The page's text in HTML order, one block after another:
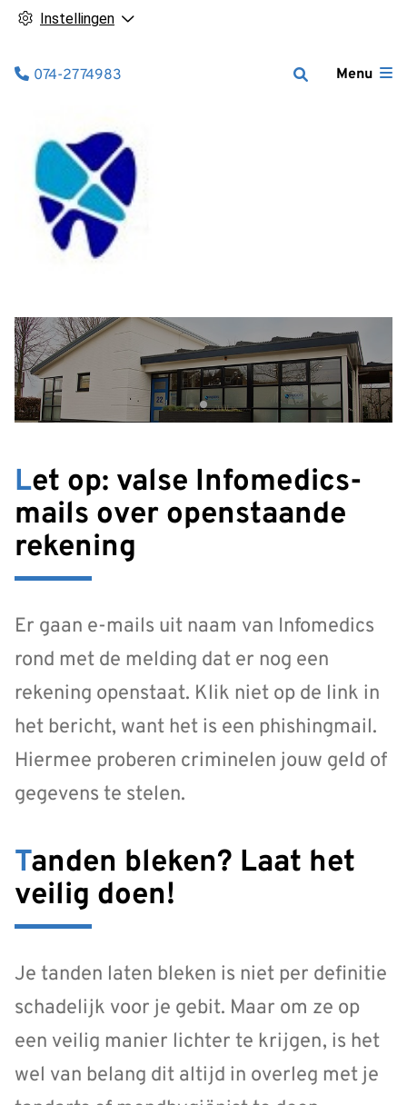
Instellingen
Menu
Tel:
074-2774983
Let op: valse Infomedics-
mails over openstaande
rekening
Er gaan e-mails uit naam van Infomedics
rond met de melding dat er nog een
rekening openstaat. Klik niet op de link in
het bericht, want het is een phishingmail.
Hiermee proberen criminelen jouw geld of
gegevens te stelen.
Tanden bleken? Laat het
veilig doen!
Je tanden laten bleken is niet per definitie
schadelijk voor je gebit. Maar om ze op
een veilig manier lichter te krijgen, is het
wel van belang dit altijd in overleg met je